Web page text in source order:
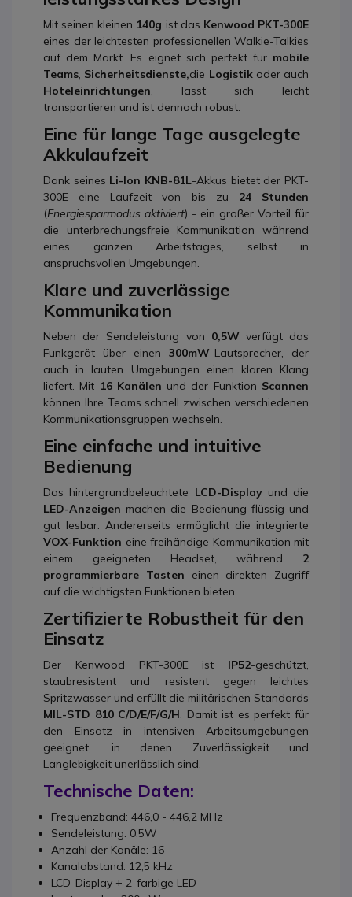
Mit seinen kleinen 140g ist das Kenwood PKT-300E
eines der leichtesten professionellen Walkie-Talkies
auf dem Markt. Es eignet sich perfekt für mobile
Teams, Sicherheitsdienste,die Logistikoder auch
Hoteleinrichtungen, lässt sich leicht
transportieren und ist dennoch robust.
Eine für lange Tage ausgelegte
Akkulaufzeit
Dank seines Li-Ion KNB-81L-Akkus bietet der PKT-
300E eine Laufzeit von bis zu 24 Stunden
(Energiesparmodus aktiviert) - ein großer Vorteil für
die unterbrechungsfreie Kommunikation während
eines ganzen Arbeitstages, selbst in
anspruchsvollen Umgebungen.
Klare und zuverlässige
Kommunikation
Neben der Sendeleistung von 0,5W verfügt das
Funkgerät über einen 300mW-Lautsprecher, der
auch in lauten Umgebungen einen klaren Klang
liefert. Mit 16 Kanälen und der Funktion Scannen
können Ihre Teams schnell zwischen verschiedenen
Kommunikationsgruppen wechseln.
Eine einfache und intuitive
Bedienung
Das hintergrundbeleuchtete LCD-Displayund die
LED-Anzeigen machen die Bedienung flüssig und
gut lesbar. Andererseits ermöglicht die integrierte
VOX-Funktion eine freihändige Kommunikation mit
einem geeigneten Headset, während 2
programmierbare Tasten einen direkten Zugriff
auf die wichtigsten Funktionen bieten.
Zertifizierte Robustheit für den
Einsatz
Der Kenwood PKT-300E ist IP52-geschützt,
staubresistent und resistent gegen leichtes
Spritzwasser und erfüllt die militärischen Standards
MIL-STD 810 C/D/E/F/G/H. Damit ist es perfekt für
den Einsatz in intensiven Arbeitsumgebungen
geeignet, in denen Zuverlässigkeit und
Langlebigkeit unerlässlich sind.
Technische Daten:
Frequenzband: 446,0 - 446,2 MHz
Sendeleistung: 0,5W
Anzahl der Kanäle: 16
Kanalabstand: 12,5 kHz
LCD-Display + 2-farbige LED